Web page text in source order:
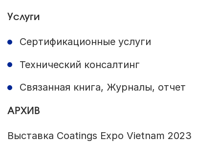
Услуги
Сертификационные услуги
Технический консалтинг
Связанная книга, Журналы, отчет
АРХИВ
Выставка Coatings Expo Vietnam 2023